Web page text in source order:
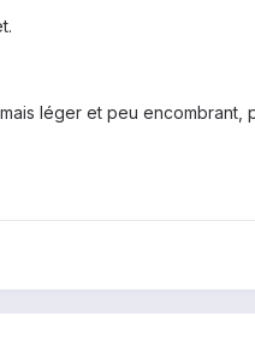
léger et peu encombrant,